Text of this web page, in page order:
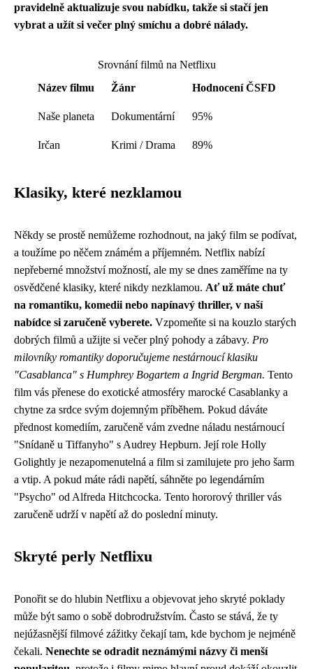
pravidelně aktualizuje svou nabídku, takže si stačí jen
vybrat a užít si večer plný smíchu a dobré nálady.
Srovnání filmů na Netflixu
Název filmu
Žánr Hodnocení ČSFD
Naše planeta Dokumentární 95%
Irčan Krimi / Drama 89%
Klasiky, které nezklamou
Někdy se prostě nemůžeme rozhodnout, na jaký film se podívat,
a toužíme po něčem známém a příjemném. Netflix nabízí
nepřeberné množství možností, ale my se dnes zaměříme na ty
osvědčené klasiky, které nikdy nezklamou. Ať už máte chuť
na romantiku, komedii nebo napínavý thriller, v naší
nabídce si zaručeně vyberete. Vzpomeňte si na kouzlo starých
dobrých filmů a užijte si večer plný pohody a zábavy. Pro
milovníky romantiky doporučujeme nestárnoucí klasiku
"Casablanca" s Humphrey Bogartem a Ingrid Bergman. Tento
film vás přenese do exotické atmosféry marocké Casablanky a
chytne za srdce svým dojemným příběhem. Pokud dáváte
přednost komediím, zaručeně vám zvedne náladu nestárnoucí
"Snídaně u Tiffanyho" s Audrey Hepburn. Její role Holly
Golightly je nezapomenutelná a film si zamilujete pro jeho šarm
a vtip. A pokud máte rádi napětí, sáhněte po legendárním
"Psycho" od Alfreda Hitchcocka. Tento hororový thriller vás
zaručeně udrží v napětí až do poslední minuty.
Skryté perly Netflixu
Ponořit se do hlubin Netflixu a objevovat jeho skryté poklady
může být samo o sobě dobrodružstvím. Často se stává, že ty
nejúžasnější filmové zážitky čekají tam, kde bychom je nejméně
čekali. Nenechte se odradit neznámými názvy či menší